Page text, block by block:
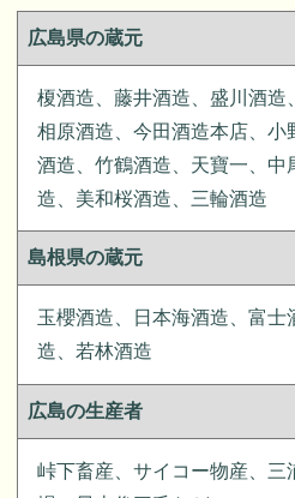
広島県の蔵元
榎酒造、藤井酒造、盛川酒造
相原酒造、今田酒造本店、
酒造、竹鶴酒造、天寶一、
造、美和桜酒造、三輪酒造
島根県の蔵元
玉櫻酒造、日本海酒造、富
造、若林酒造
広島の生産者
峠下畜産、サイコー物産、三